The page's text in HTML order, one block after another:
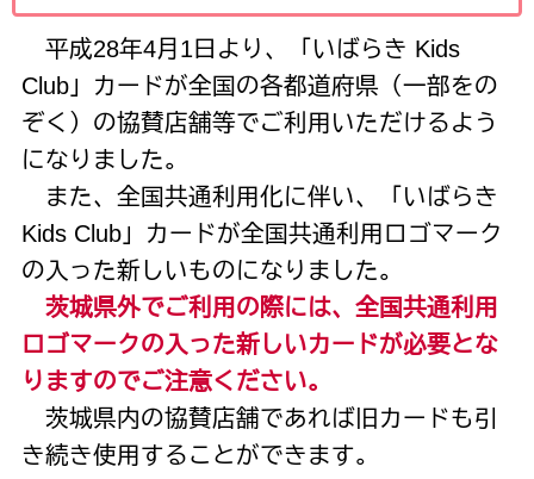
平成28年4月 1日より、「いばらき Kids
Club」カードが全国の各都道府県（一部をの
ぞく）の協賛店舗等でご利用いただけるよう
になりました。
また、全国共通利用化に伴い、「いばらき
Kids Club」カードが全国共通利用ロゴマーク
の入った新しいものになりました。
茨城県外でご利用の際には、全国共通利用
ロゴマークの入った新しいカードが必要とな
りますのでご注意ください。
茨城県内の協賛店舗であれば旧カードも引
き続き使用することができます。